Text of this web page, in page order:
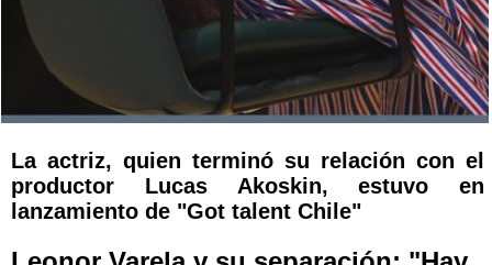
La actriz, quien terminó su relación con el
productor Lucas Akoskin, estuvo en
lanzamiento de "Got talent Chile"